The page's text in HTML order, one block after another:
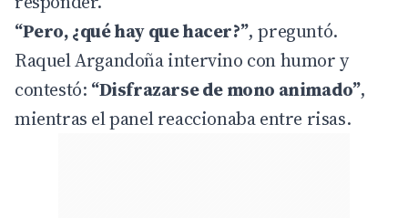
“Pero, ¿qué hay que hacer?”, preguntó.
Raquel Argandoña intervino con humor y
contestó: “Disfrazarse de mono animado”,
mientras el panel reaccionaba entre risas.